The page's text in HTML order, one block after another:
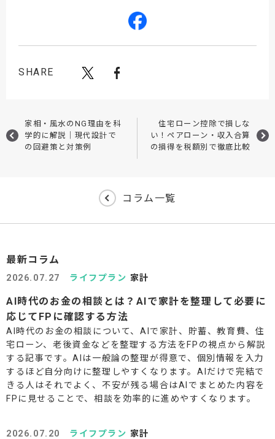
SHARE
家相・風水のNG理由を科
学的に解説｜現代設計で
の回避策と対策例
住宅ローン控除で損しな
い！ペアローン・収入合算
の損得を税額別で徹底比較
コラム一覧
最新コラム
2026.07.27 ライフプラン 家計
AI時代のお金の相談とは？AIで家計を整理して必要に
応じてFPに確認する方法
AI時代のお金の相談について、AIで家計、貯蓄、教育費、住
宅ローン、老後資金などを整理する方法をFPの視点から解説
する記事です。AIは一般論の整理が得意で、個別情報を入力
するほど自分向けに整理しやすくなります。AIだけで完結で
きる人はそれでよく、不安が残る場合はAIでまとめた内容を
FPに見せることで、相談を効率的に進めやすくなります。
2026.07.20 ライフプラン 家計